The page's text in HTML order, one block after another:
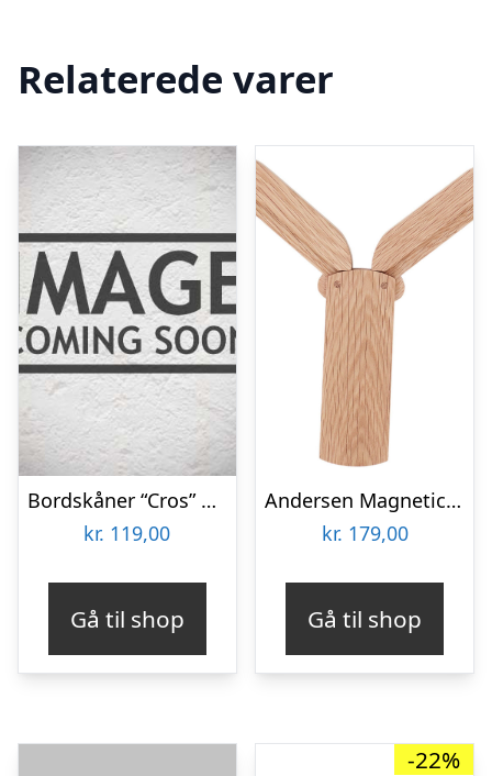
Relaterede varer
Bordskåner “Cros” messing finish – House Doctor
kr. 119,00
Gå til shop
Andersen Magnetic Bordskåner
kr. 179,00
Gå til shop
-22%